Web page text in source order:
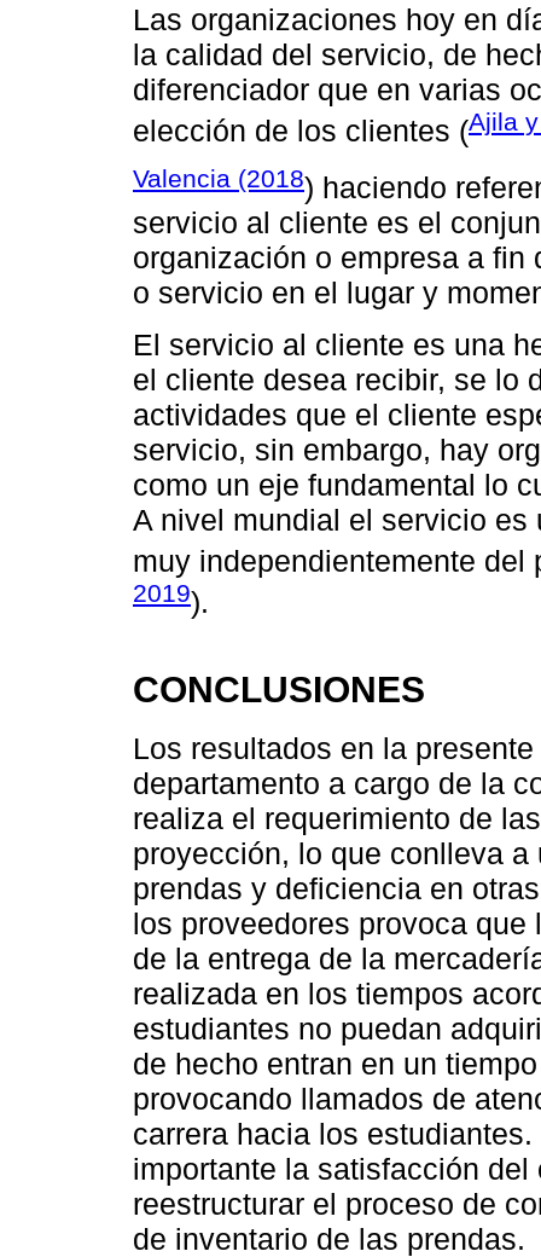
Las organizaciones hoy en
la calidad del servicio, de
diferenciador que en varias
elección de los clientes (Ajila
Valencia (2018) haciendo
servicio al cliente es el
organización o empresa a fin
o servicio en el lugar y
El servicio al cliente es una
el cliente desea recibir, se lo
actividades que el cliente
servicio, sin embargo, hay
como un eje fundamental lo
A nivel mundial el servicio
muy independientemente del
2019).
CONCLUSIONES
Los resultados en la
departamento a cargo de la
realiza el requerimiento de
proyección, lo que conlleva
prendas y deficiencia en
los proveedores provoca
de la entrega de la
realizada en los tiempos
estudiantes no puedan
de hecho entran en un
provocando llamados de
carrera hacia los
importante la satisfacción
reestructurar el proceso de
de inventario de las prendas.